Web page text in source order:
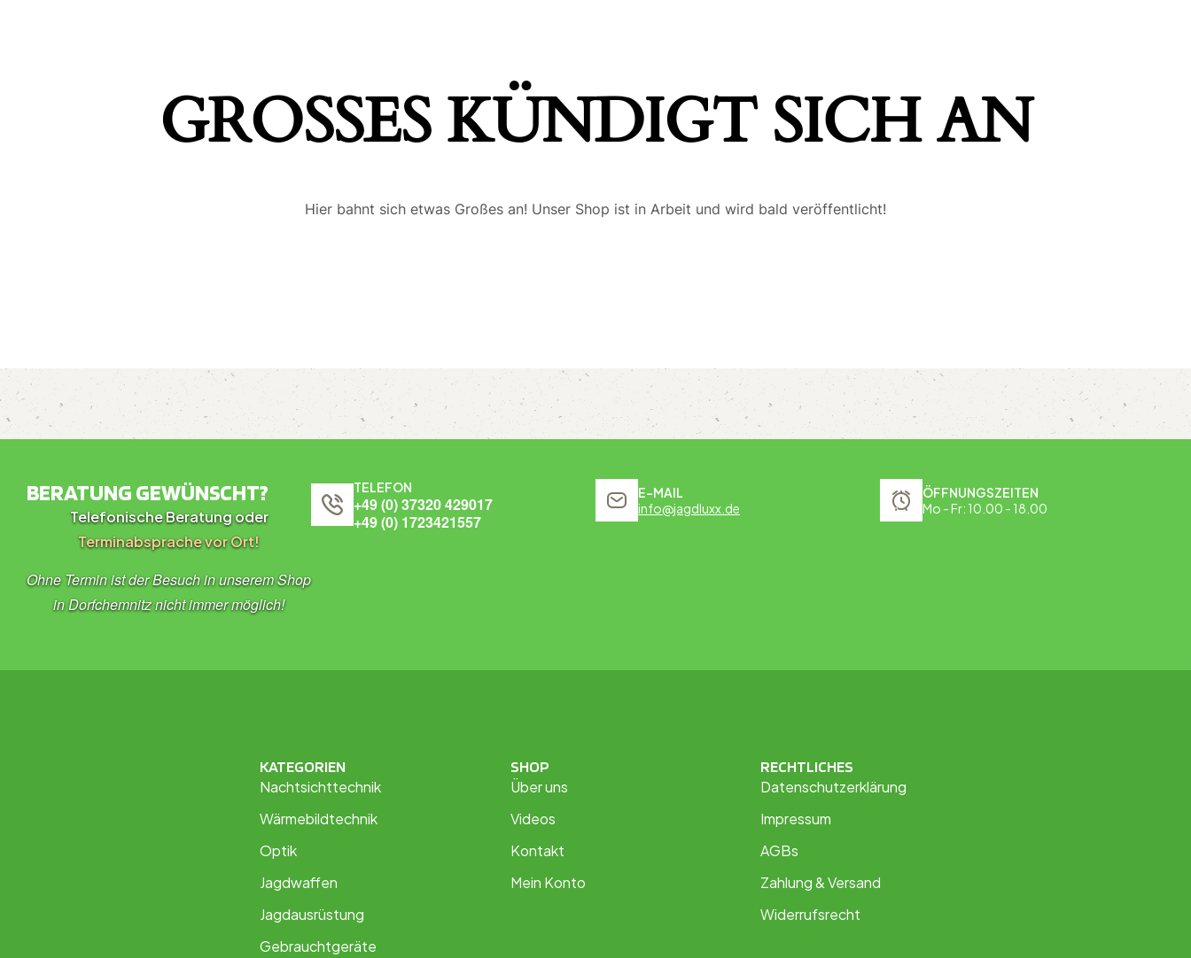
GROSSES KÜNDIGT SICH AN
Hier bahnt sich etwas Großes an! Unser Shop ist in Arbeit und wird bald veröffentlicht!
BERATUNG GEWÜNSCHT?
Telefonische Beratung oder
Terminabsprache vor Ort!
Ohne Termin ist der Besuch in unserem Shop
in Dorfchemnitz nicht immer möglich!
TELEFON
+49 (0) 37320 429017
+49 (0) 1723421557
E-MAIL
info@jagdluxx.de
ÖFFNUNGSZEITEN
Mo - Fr: 10.00 - 18.00
KATEGORIEN
Nachtsichttechnik
Wärmebildtechnik
Optik
Jagdwaffen
Jagdausrüstung
Gebrauchtgeräte
SHOP
Über uns
Videos
Kontakt
Mein Konto
RECHTLICHES
Datenschutzerklärung
Impressum
AGBs
Zahlung & Versand
Widerrufsrecht